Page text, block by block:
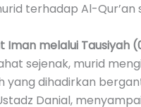
terhadap Al-
Iman melalui Tausiyah
sejenak, murid
yang dihadirkan
Danial,